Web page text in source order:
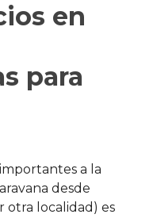
en
para
a la
desde
otra localidad) es